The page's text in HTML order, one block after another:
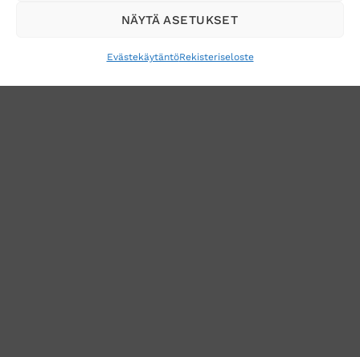
NÄYTÄ ASETUKSET
EvästekäytäntöRekisteriseloste